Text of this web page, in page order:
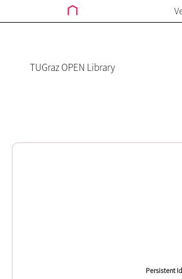
TUGraz OPEN Library
Persistent